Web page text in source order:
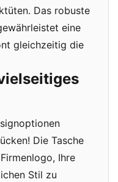
Das robuste
eine
gleichzeitig die
Die Tasche
Ihre
Stil zu